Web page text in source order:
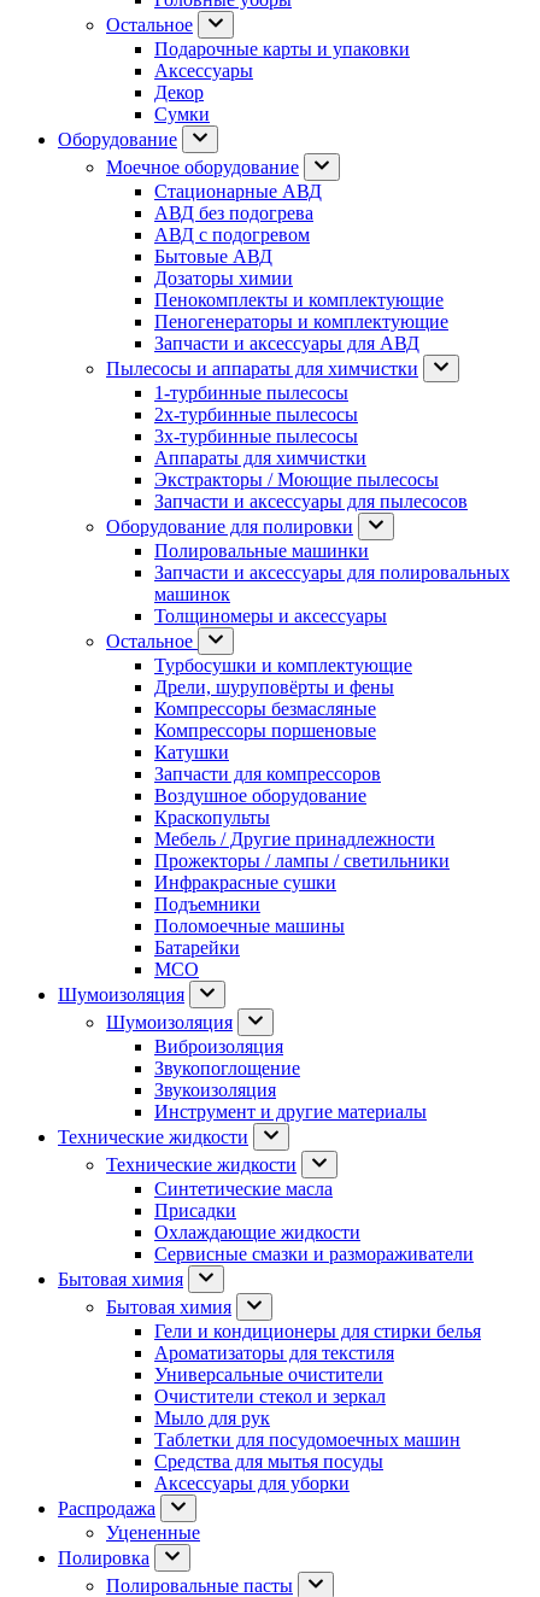
Остальное
Подарочные карты и упаковки
Аксессуары
Декор
Сумки
Оборудование
Моечное оборудование
Стационарные АВД
АВД без подогрева
АВД с подогревом
Бытовые АВД
Дозаторы химии
Пенокомплекты и комплектующие
Пеногенераторы и комплектующие
Запчасти и аксессуары для АВД
Пылесосы и аппараты для химчистки
1-турбинные пылесосы
2х-турбинные пылесосы
3х-турбинные пылесосы
Аппараты для химчистки
Экстракторы / Моющие пылесосы
Запчасти и аксессуары для пылесосов
Оборудование для полировки
Полировальные машинки
Запчасти и аксессуары для полировальных
машинок
Толщиномеры и аксессуары
Остальное
Турбосушки и комплектующие
Дрели, шуруповёрты и фены
Компрессоры безмасляные
Компрессоры поршеновые
Катушки
Запчасти для компрессоров
Воздушное оборудование
Краскопульты
Мебель / Другие принадлежности
Прожекторы / лампы / светильники
Инфракрасные сушки
Подъемники
Поломоечные машины
Батарейки
МСО
Шумоизоляция
Шумоизоляция
Виброизоляция
Звукопоглощение
Звукоизоляция
Инструмент и другие материалы
Технические жидкости
Технические жидкости
Синтетические масла
Присадки
Охлаждающие жидкости
Сервисные смазки и размораживатели
Бытовая химия
Бытовая химия
Гели и кондиционеры для стирки белья
Ароматизаторы для текстиля
Универсальные очистители
Очистители стекол и зеркал
Мыло для рук
Таблетки для посудомоечных машин
Средства для мытья посуды
Аксессуары для уборки
Распродажа
Уцененные
Полировка
Полировальные пасты